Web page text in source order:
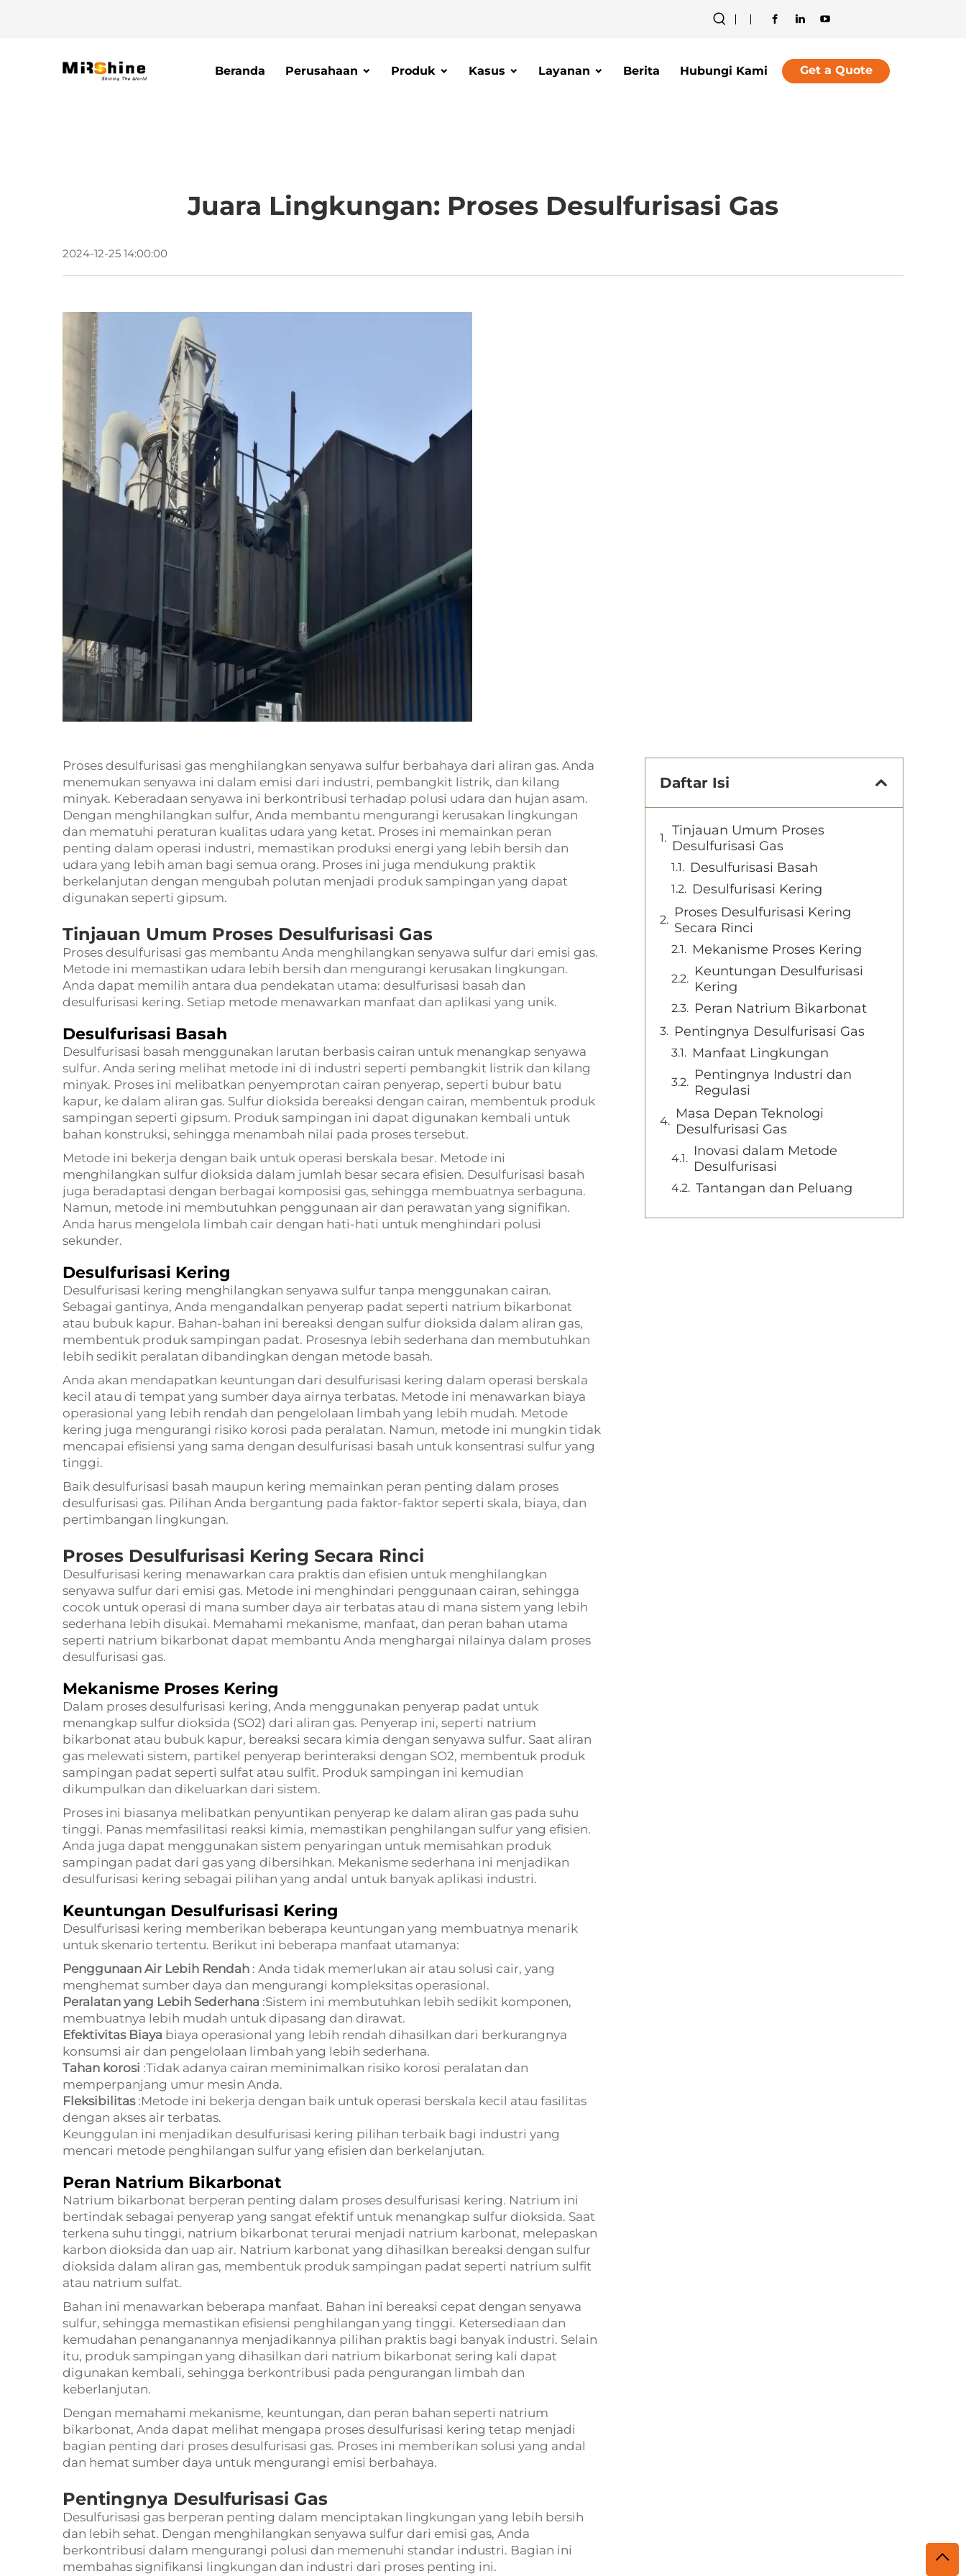
Beranda Perusahaan Produk Kasus Layanan Berita Hubungi Kami Get a Quote
Juara Lingkungan: Proses Desulfurisasi Gas
2024-12-25 14:00:00
Proses desulfurisasi gas menghilangkan senyawa sulfur berbahaya dari aliran gas. Anda
menemukan senyawa ini dalam emisi dari industri, pembangkit listrik, dan kilang
minyak. Keberadaan senyawa ini berkontribusi terhadap polusi udara dan hujan asam.
Dengan menghilangkan sulfur, Anda membantu mengurangi kerusakan lingkungan
dan mematuhi peraturan kualitas udara yang ketat. Proses ini memainkan peran
penting dalam operasi industri, memastikan produksi energi yang lebih bersih dan
udara yang lebih aman bagi semua orang. Proses ini juga mendukung praktik
berkelanjutan dengan mengubah polutan menjadi produk sampingan yang dapat
digunakan seperti gipsum.
Tinjauan Umum Proses Desulfurisasi Gas
Proses desulfurisasi gas membantu Anda menghilangkan senyawa sulfur dari emisi gas.
Metode ini memastikan udara lebih bersih dan mengurangi kerusakan lingkungan.
Anda dapat memilih antara dua pendekatan utama: desulfurisasi basah dan
desulfurisasi kering. Setiap metode menawarkan manfaat dan aplikasi yang unik.
Desulfurisasi Basah
Desulfurisasi basah menggunakan larutan berbasis cairan untuk menangkap senyawa
sulfur. Anda sering melihat metode ini di industri seperti pembangkit listrik dan kilang
minyak. Proses ini melibatkan penyemprotan cairan penyerap, seperti bubur batu
kapur, ke dalam aliran gas. Sulfur dioksida bereaksi dengan cairan, membentuk produk
sampingan seperti gipsum. Produk sampingan ini dapat digunakan kembali untuk
bahan konstruksi, sehingga menambah nilai pada proses tersebut.
Metode ini bekerja dengan baik untuk operasi berskala besar. Metode ini
menghilangkan sulfur dioksida dalam jumlah besar secara efisien. Desulfurisasi basah
juga beradaptasi dengan berbagai komposisi gas, sehingga membuatnya serbaguna.
Namun, metode ini membutuhkan penggunaan air dan perawatan yang signifikan.
Anda harus mengelola limbah cair dengan hati-hati untuk menghindari polusi
sekunder.
Desulfurisasi Kering
Desulfurisasi kering menghilangkan senyawa sulfur tanpa menggunakan cairan.
Sebagai gantinya, Anda mengandalkan penyerap padat seperti natrium bikarbonat
atau bubuk kapur. Bahan-bahan ini bereaksi dengan sulfur dioksida dalam aliran gas,
membentuk produk sampingan padat. Prosesnya lebih sederhana dan membutuhkan
lebih sedikit peralatan dibandingkan dengan metode basah.
Anda akan mendapatkan keuntungan dari desulfurisasi kering dalam operasi berskala
kecil atau di tempat yang sumber daya airnya terbatas. Metode ini menawarkan biaya
operasional yang lebih rendah dan pengelolaan limbah yang lebih mudah. Metode
kering juga mengurangi risiko korosi pada peralatan. Namun, metode ini mungkin tidak
mencapai efisiensi yang sama dengan desulfurisasi basah untuk konsentrasi sulfur yang
tinggi.
Baik desulfurisasi basah maupun kering memainkan peran penting dalam proses
desulfurisasi gas. Pilihan Anda bergantung pada faktor-faktor seperti skala, biaya, dan
pertimbangan lingkungan.
Proses Desulfurisasi Kering Secara Rinci
Desulfurisasi kering menawarkan cara praktis dan efisien untuk menghilangkan
senyawa sulfur dari emisi gas. Metode ini menghindari penggunaan cairan, sehingga
cocok untuk operasi di mana sumber daya air terbatas atau di mana sistem yang lebih
sederhana lebih disukai. Memahami mekanisme, manfaat, dan peran bahan utama
seperti natrium bikarbonat dapat membantu Anda menghargai nilainya dalam proses
desulfurisasi gas.
Mekanisme Proses Kering
Dalam proses desulfurisasi kering, Anda menggunakan penyerap padat untuk
menangkap sulfur dioksida (SO2) dari aliran gas. Penyerap ini, seperti natrium
bikarbonat atau bubuk kapur, bereaksi secara kimia dengan senyawa sulfur. Saat aliran
gas melewati sistem, partikel penyerap berinteraksi dengan SO2, membentuk produk
sampingan padat seperti sulfat atau sulfit. Produk sampingan ini kemudian
dikumpulkan dan dikeluarkan dari sistem.
Proses ini biasanya melibatkan penyuntikan penyerap ke dalam aliran gas pada suhu
tinggi. Panas memfasilitasi reaksi kimia, memastikan penghilangan sulfur yang efisien.
Anda juga dapat menggunakan sistem penyaringan untuk memisahkan produk
sampingan padat dari gas yang dibersihkan. Mekanisme sederhana ini menjadikan
desulfurisasi kering sebagai pilihan yang andal untuk banyak aplikasi industri.
Keuntungan Desulfurisasi Kering
Desulfurisasi kering memberikan beberapa keuntungan yang membuatnya menarik
untuk skenario tertentu. Berikut ini beberapa manfaat utamanya:
Penggunaan Air Lebih Rendah : Anda tidak memerlukan air atau solusi cair, yang
menghemat sumber daya dan mengurangi kompleksitas operasional.
Peralatan yang Lebih Sederhana :Sistem ini membutuhkan lebih sedikit komponen,
membuatnya lebih mudah untuk dipasang dan dirawat.
Efektivitas Biaya biaya operasional yang lebih rendah dihasilkan dari berkurangnya
konsumsi air dan pengelolaan limbah yang lebih sederhana.
Tahan korosi :Tidak adanya cairan meminimalkan risiko korosi peralatan dan
memperpanjang umur mesin Anda.
Fleksibilitas :Metode ini bekerja dengan baik untuk operasi berskala kecil atau fasilitas
dengan akses air terbatas.
Keunggulan ini menjadikan desulfurisasi kering pilihan terbaik bagi industri yang
mencari metode penghilangan sulfur yang efisien dan berkelanjutan.
Peran Natrium Bikarbonat
Natrium bikarbonat berperan penting dalam proses desulfurisasi kering. Natrium ini
bertindak sebagai penyerap yang sangat efektif untuk menangkap sulfur dioksida. Saat
terkena suhu tinggi, natrium bikarbonat terurai menjadi natrium karbonat, melepaskan
karbon dioksida dan uap air. Natrium karbonat yang dihasilkan bereaksi dengan sulfur
dioksida dalam aliran gas, membentuk produk sampingan padat seperti natrium sulfit
atau natrium sulfat.
Bahan ini menawarkan beberapa manfaat. Bahan ini bereaksi cepat dengan senyawa
sulfur, sehingga memastikan efisiensi penghilangan yang tinggi. Ketersediaan dan
kemudahan penanganannya menjadikannya pilihan praktis bagi banyak industri. Selain
itu, produk sampingan yang dihasilkan dari natrium bikarbonat sering kali dapat
digunakan kembali, sehingga berkontribusi pada pengurangan limbah dan
keberlanjutan.
Dengan memahami mekanisme, keuntungan, dan peran bahan seperti natrium
bikarbonat, Anda dapat melihat mengapa proses desulfurisasi kering tetap menjadi
bagian penting dari proses desulfurisasi gas. Proses ini memberikan solusi yang andal
dan hemat sumber daya untuk mengurangi emisi berbahaya.
Pentingnya Desulfurisasi Gas
Desulfurisasi gas berperan penting dalam menciptakan lingkungan yang lebih bersih
dan lebih sehat. Dengan menghilangkan senyawa sulfur dari emisi gas, Anda
berkontribusi dalam mengurangi polusi dan memenuhi standar industri. Bagian ini
membahas signifikansi lingkungan dan industri dari proses penting ini.
Daftar Isi
Tinjauan Umum Proses
Desulfurisasi Gas
Desulfurisasi Basah
Desulfurisasi Kering
Proses Desulfurisasi Kering
Secara Rinci
Mekanisme Proses Kering
Keuntungan Desulfurisasi
Kering
Peran Natrium Bikarbonat
Pentingnya Desulfurisasi Gas
Manfaat Lingkungan
Pentingnya Industri dan
Regulasi
Masa Depan Teknologi
Desulfurisasi Gas
Inovasi dalam Metode
Desulfurisasi
Tantangan dan Peluang